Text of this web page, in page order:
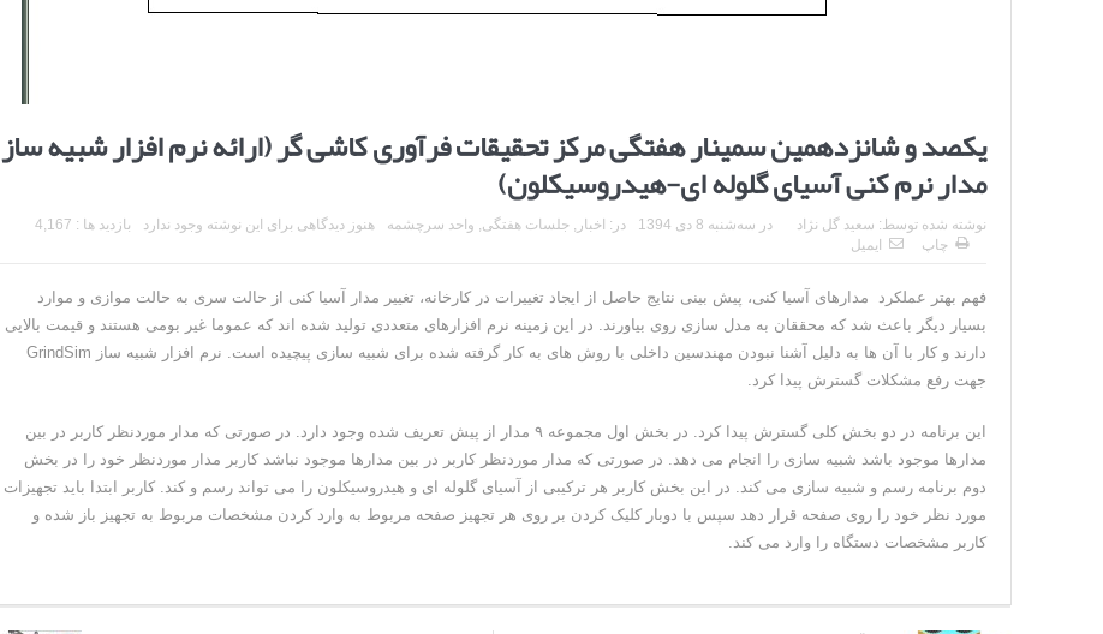
یکصد و شانزدهمین سمینار هفتگی مرکز تحقیقات فرآوری کاشی گر (ارائه نرم افزار شبیه ساز
مدار نرم کنی آسیای گلوله ای-هیدروسیکلون)
نوشته شده توسط: سعید گل نژاد در سه‌شنبه 8 دی 1394 در: اخبار ,جلسات هفتگی, واحد سرچشمه هنوز دیدگاهی برای این نوشته وجود ندارد
بازدید ها : 4,167
چاپ
ایمیل
فهم بهتر عملکرد مدارهای آسیا کنی، پیش بینی نتایج حاصل از ایجاد تغییرات در کارخانه، تغییر مدار آسیا کنی از حالت سری به حالت موازی و موارد
بسیار دیگر باعث شد که محققان به مدل سازی روی بیاورند. در این زمینه نرم افزارهای متعددی تولید شده اند که عموما غیر بومی هستند و قیمت بالایی
دارند و کار با آن ها به دلیل آشنا نبودن مهندسین داخلی با روش های به کار گرفته شده برای شبیه سازی پیچیده است. نرم افزار شبیه ساز GrindSim
جهت رفع مشکلات گسترش پیدا کرد.
این برنامه در دو بخش کلی گسترش پیدا کرد. در بخش اول مجموعه ۹ مدار از پیش تعریف شده وجود دارد. در صورتی که مدار موردنظر کاربر در بین
مدارها موجود باشد شبیه سازی را انجام می دهد. در صورتی که مدار موردنظر کاربر در بین مدارها موجود نباشد کاربر مدار موردنظر خود را در بخش
دوم برنامه رسم و شبیه سازی می کند. در این بخش کاربر هر ترکیبی از آسیای گلوله ای و هیدروسیکلون را می تواند رسم و کند. کاربر ابتدا باید تجهیزات
مورد نظر خود را روی صفحه قرار دهد سپس با دوبار کلیک کردن بر روی هر تجهیز صفحه مربوط به وارد کردن مشخصات مربوط به تجهیز باز شده و
کاربر مشخصات دستگاه را وارد می کند.